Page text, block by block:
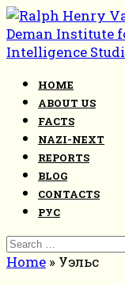
Skip
to
content
HOME
ABOUT US
FACTS
NAZI-NEXT
REPORTS
BLOG
CONTACTS
РУС
Search
for:
Home » Уэльс